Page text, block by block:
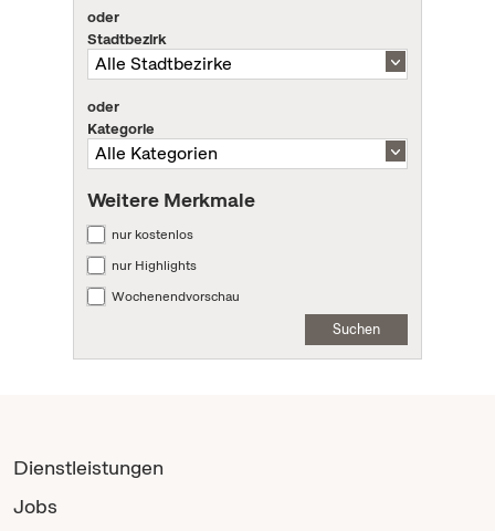
oder
Stadtbezirk
oder
Kategorie
Weitere Merkmale
nur kostenlos
nur Highlights
Wochenendvorschau
Suchen
Dienstleistungen
Jobs